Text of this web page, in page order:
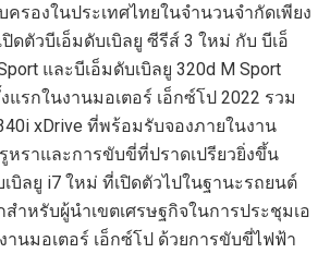
รองในประเทศไทยในจำนวนจำกัดเพียง
ปิดตัวบีเอ็มดับเบิลยู ซีรีส์ 3 ใหม่ กับ บีเอ็
และบีเอ็มดับเบิลยู 320d M Sport
แรกในงานมอเตอร์ เอ็กซ์โป 2022 รวม
i xDrive ที่พร้อมรับจองภายในงาน
ราและการขับขี่ที่ปราดเปรียวยิ่งขึ้น
บิลยู i7 ใหม่ ที่เปิดตัวไปในฐานะรถยนต์
สำหรับผู้นำเขตเศรษฐกิจในการประชุมเอ
งานมอเตอร์ เอ็กซ์โป ด้วยการขับขี่ไฟฟ้า